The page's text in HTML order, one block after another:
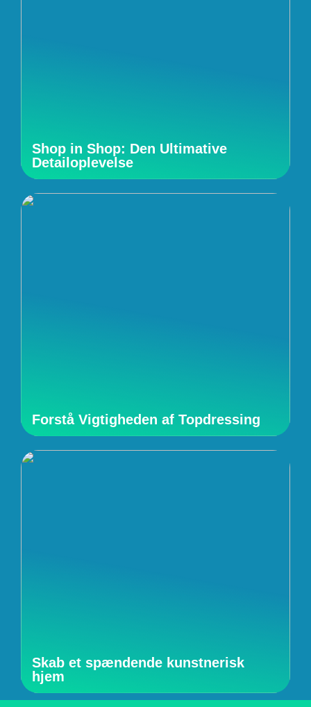
Shop in Shop: Den Ultimative
Detailoplevelse
Forstå Vigtigheden af Topdressing
Skab et spændende kunstnerisk
hjem